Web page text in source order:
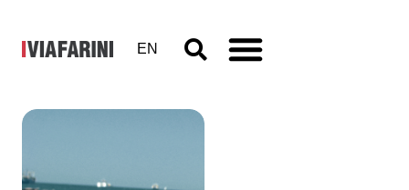
EN
Stefania